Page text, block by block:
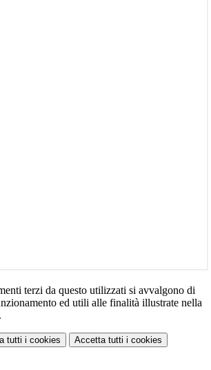
terzi da questo utilizzati si avvalgono di
ed utili alle finalità illustrate nella
.
tutti i cookies Accetta tutti i cookies